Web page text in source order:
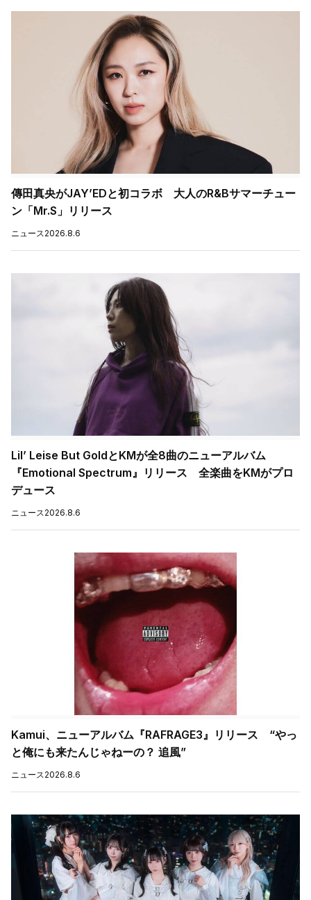
傳田真央がJAY’EDと初コラボ 大人のR&Bサマーチュー
ン「Mr.S」リリース
ニュース2026.8.6
Lil’ Leise But GoldとKMが全8曲のニューアルバム
『Emotional Spectrum』リリース 全楽曲をKMがプロ
デュース
ニュース2026.8.6
Kamui、ニューアルバム『RAFRAGE3』リリース “やっ
と俺にも来たんじゃねーの？ 追風”
ニュース2026.8.6